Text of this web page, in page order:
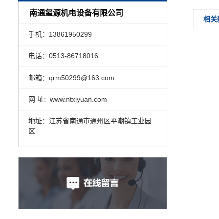
南通玺源机电设备有限公司
手机：13861950299
电话：0513-86718016
邮箱：qrm50299@163.com
网 址: www.ntxiyuan.com
地址：江苏省南通市通州区平潮镇工业园
区
相关